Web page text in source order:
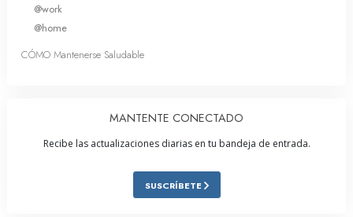
@work
@home
CÓMO Mantenerse Saludable
MANTENTE CONECTADO
Recibe las actualizaciones diarias en tu bandeja de entrada.
SUSCRÍBETE